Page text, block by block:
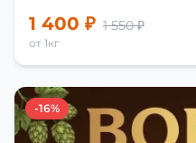
1 400 ₽ 1 550 ₽
от 1кг
-16%